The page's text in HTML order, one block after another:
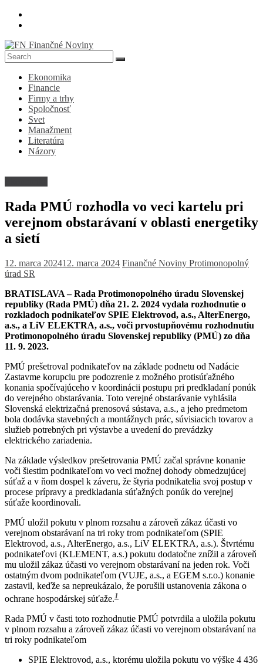
Skip
FN
Finančné
Noviny
Denník
ekonomike
spoločnosti
Ekonomika
Financie
Firmy a trhy
Spoločnosť
Svet
Manažment
Literatúra
Názory
Rada PMÚ rozhodla vo veci kartelu pri
verejnom obstarávaní v oblasti energetiky
a sietí
12. marca 202412. marca 2024 Finančné Noviny Protimonopolný
úrad SR
BRATISLAVA – Rada Protimonopolného úradu Slovenskej
republiky (Rada PMÚ) dňa 21. 2. 2024 vydala rozhodnutie o
rozkladoch podnikateľov SPIE Elektrovod, a.s., AlterEnergo,
a.s., a LiV ELEKTRA, a.s., voči prvostupňovému rozhodnutiu
Protimonopolného úradu Slovenskej republiky (PMÚ) zo dňa
11. 9. 2023.
PMÚ prešetroval podnikateľov na základe podnetu od Nadácie
Zastavme korupciu pre podozrenie z možného protisúťažného
konania spočívajúceho v koordinácii postupu pri predkladaní ponúk
do verejného obstarávania. Toto verejné obstarávanie vyhlásila
Slovenská elektrizačná prenosová sústava, a.s., a jeho predmetom
bola dodávka stavebných a montážnych prác, súvisiacich tovarov a
služieb potrebných pri výstavbe a uvedení do prevádzky
elektrického zariadenia.
Na základe výsledkov prešetrovania PMÚ začal správne konanie
voči šiestim podnikateľom vo veci možnej dohody obmedzujúcej
súťaž a v ňom dospel k záveru, že štyria podnikatelia svoj postup v
procese prípravy a predkladania súťažných ponúk do verejnej
súťaže koordinovali.
PMÚ uložil pokutu v plnom rozsahu a zároveň zákaz účasti vo
verejnom obstarávaní na tri roky trom podnikateľom (SPIE
Elektrovod, a.s., AlterEnergo, a.s., LiV ELEKTRA, a.s.). Štvrtému
podnikateľovi (KLEMENT, a.s.) pokutu dodatočne znížil a zároveň
mu uložil zákaz účasti vo verejnom obstarávaní na jeden rok. Voči
ostatným dvom podnikateľom (VUJE, a.s., a EGEM s.r.o.) konanie
zastavil, keďže sa nepreukázalo, že porušili ustanovenia zákona o
ochrane hospodárskej súťaže.1
Rada PMÚ v časti toto rozhodnutie PMÚ potvrdila a uložila pokutu
v plnom rozsahu a zároveň zákaz účasti vo verejnom obstarávaní na
tri roky podnikateľom
SPIE Elektrovod, a.s., ktorému uložila pokutu vo výške 4 436